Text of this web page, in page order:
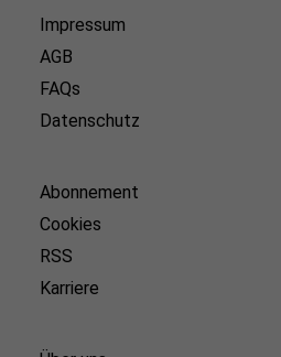
Impressum
AGB
FAQs
Datenschutz
Abonnement
Cookies
RSS
Karriere